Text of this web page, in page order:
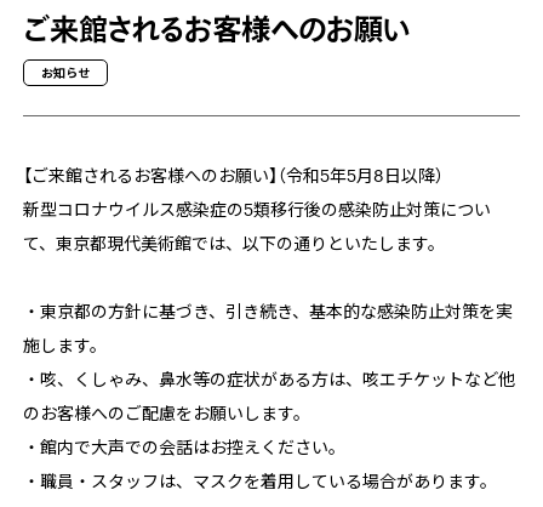
ご来館されるお客様へのお願い
お知らせ
【ご来館されるお客様へのお願い】（令和5年5月8日以降）
新型コロナウイルス感染症の5類移行後の感染防止対策につい
て、東京都現代美術館では、以下の通りといたします。
・東京都の方針に基づき、引き続き、基本的な感染防止対策を実
施します。
・咳、くしゃみ、鼻水等の症状がある方は、咳エチケットなど他
のお客様へのご配慮をお願いします。
・館内で大声での会話はお控えください。
・職員・スタッフは、マスクを着用している場合があります。